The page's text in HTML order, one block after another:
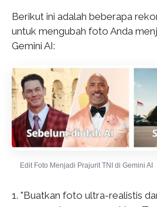
Berikut ini adalah beberapa
untuk mengubah foto Anda
Gemini AI:
Edit Foto Menjadi Prajurit TNI di Gemini AI
1. "Buatkan foto ultra-realistis